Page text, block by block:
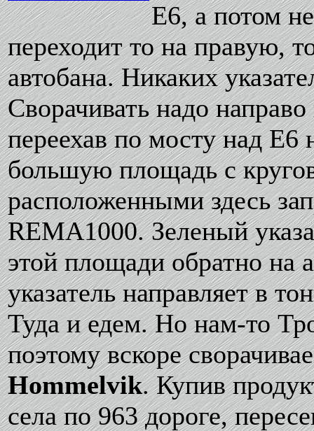
Е6, а потом
переходит то на правую,
автобана. Никаких
Сворачивать надо
переехав по мосту над Е6
большую площадь с
расположенными здесь
REMA1000. Зеленый
этой площади обратно на
указатель направляет в
Туда и едем. Но нам-то
поэтому вскоре
Hommelvik. Купив
села по 963 дороге,